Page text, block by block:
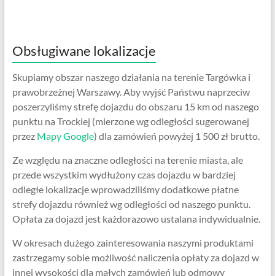
Obsługiwane lokalizacje
Skupiamy obszar naszego działania na terenie Targówka i
prawobrzeżnej Warszawy. Aby wyjść Państwu naprzeciw
poszerzyliśmy strefę dojazdu do obszaru 15 km od naszego
punktu na Trockiej (mierzone wg odległości sugerowanej
przez Mapy Google) dla zamówień powyżej 1 500 zł brutto.
Ze względu na znaczne odległości na terenie miasta, ale
przede wszystkim wydłużony czas dojazdu w bardziej
odległe lokalizacje wprowadziliśmy dodatkowe płatne
strefy dojazdu również wg odległości od naszego punktu.
Opłata za dojazd jest każdorazowo ustalana indywidualnie.
W okresach dużego zainteresowania naszymi produktami
zastrzegamy sobie możliwość naliczenia opłaty za dojazd w
innej wysokości dla małych zamówień lub odmowy